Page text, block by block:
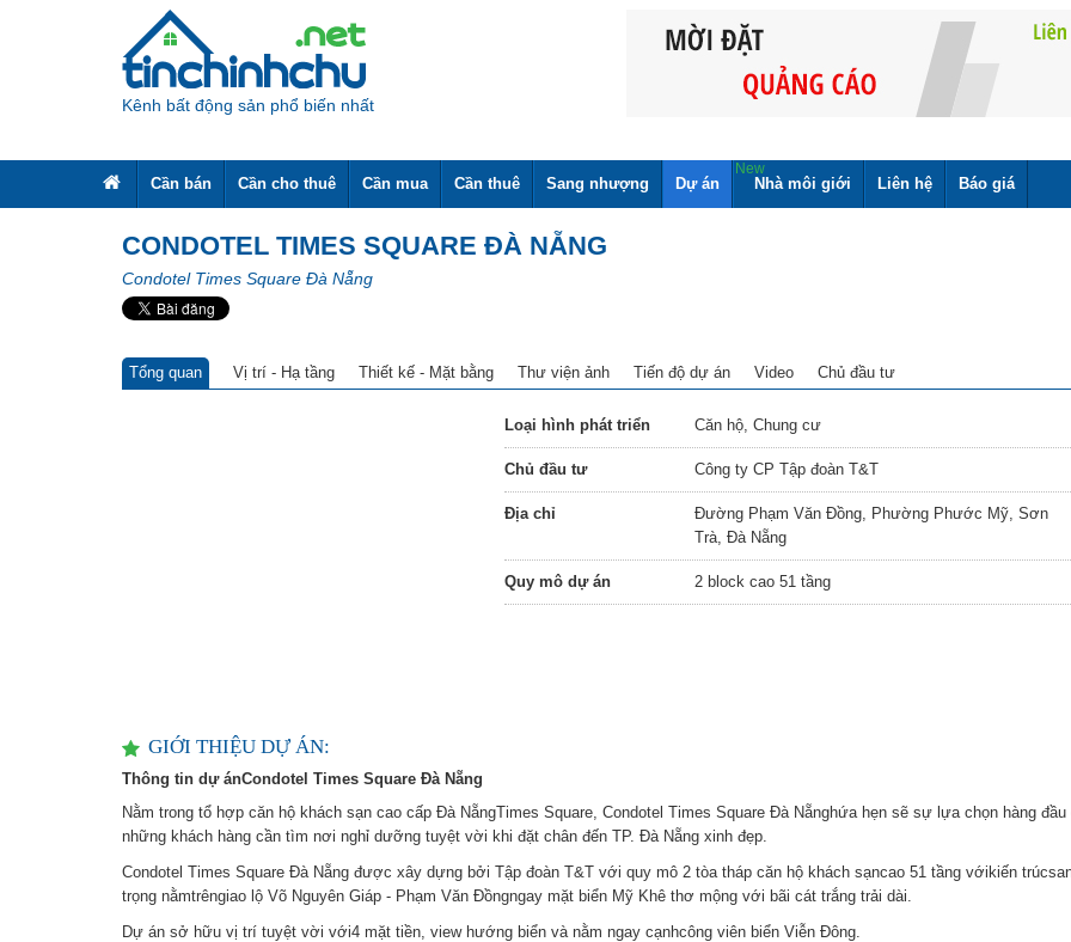
Kênh bất động sản phổ biến nhất
Cần bán Cần cho thuê Cần mua Cần thuê Sang nhượng Dự án
New
Nhà môi giới Liên hệ Báo giá
CONDOTEL TIMES SQUARE ĐÀ NẴNG
Condotel Times Square Đà Nẵng
Tổng quan Vị trí - Hạ tầng Thiết kế - Mặt bằng Thư viện ảnh Tiến độ dự án Video Chủ đầu tư
Loại hình phát triển Căn hộ, Chung cư
Chủ đầu tư Công ty CP Tập đoàn T&T
Địa chỉ
Đường Phạm Văn Đồng, Phường Phước Mỹ, Sơn
Trà, Đà Nẵng
Quy mô dự án 2 block cao 51 tầng
GIỚI THIỆU DỰ ÁN:
Thông tin dự ánCondotel Times Square Đà Nẵng
Nằm trong tổ hợp căn hộ khách sạn cao cấp Đà NẵngTimes Square, Condotel Times Square Đà Nẵnghứa hẹn sẽ sự lựa chọn hàng đầu
những khách hàng cần tìm nơi nghỉ dưỡng tuyệt vời khi đặt chân đến TP. Đà Nẵng xinh đẹp.
Condotel Times Square Đà Nẵng được xây dựng bởi Tập đoàn T&T với quy mô 2 tòa tháp căn hộ khách sạncao 51 tầng vớikiến
trọng nằmtrêngiao lộ Võ Nguyên Giáp - Phạm Văn Đồngngay mặt biển Mỹ Khê thơ mộng với bãi cát trắng trải dài.
Dự án sở hữu vị trí tuyệt vời với4 mặt tiền, view hướng biển và nằm ngay cạnhcông viên biển Viễn Đông.